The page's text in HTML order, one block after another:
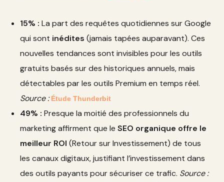
15% : La part des requêtes quotidiennes sur Google
qui sont inédites (jamais tapées auparavant). Ces
nouvelles tendances sont invisibles pour les outils
gratuits basés sur des historiques annuels, mais
détectables par les outils Premium en temps réel.
Source : Étude Thunderbit
49% : Presque la moitié des professionnels du
marketing affirment que le SEO organique offre le
meilleur ROI (Retour sur Investissement) de tous
les canaux digitaux, justifiant l’investissement dans
des outils payants pour sécuriser ce trafic. Source :